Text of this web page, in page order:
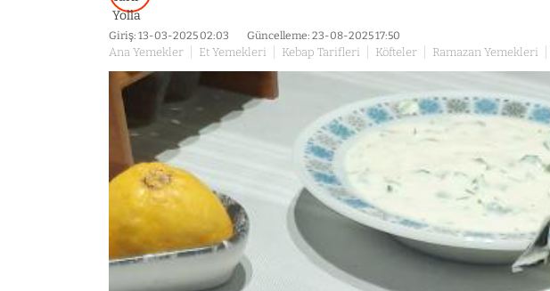
Giriş: 13-03-2025 02:03 Güncelleme: 23-08-2025 17:50
Ana Yemekler Et Yemekleri Kebap Tarifleri Köfteler Ramazan Yemekleri